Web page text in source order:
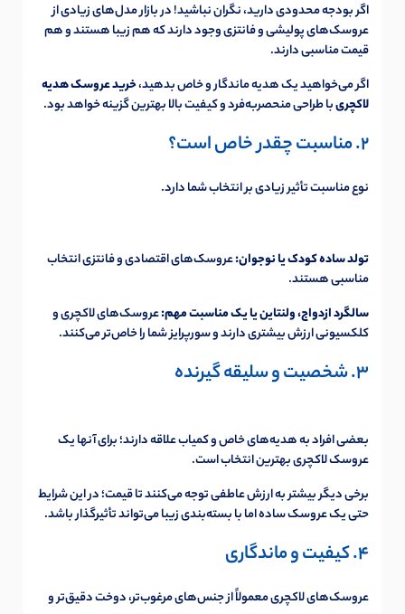
اگر بودجه محدودی دارید، نگران نباشید! در بازار مدل‌های زیادی از
عروسک‌های پولیشی و فانتزی وجود دارند که هم زیبا هستند و هم
قیمت مناسبی دارند.
اگر می‌خواهید یک هدیه ماندگار و خاص بدهید،خرید عروسک هدیه
لاکچریبا طراحی منحصربه‌فرد و کیفیت بالا بهترین گزینه خواهد بود.
2. مناسبت چقدر خاص است؟
نوع مناسبت تأثیر زیادی بر انتخاب شما دارد.
تولد ساده کودک یا نوجوان:عروسک‌های اقتصادی و فانتزی انتخاب
مناسبی هستند.
سالگرد ازدواج، ولنتاین یا یک مناسبت مهم:عروسک‌های لاکچری و
کلکسیونی ارزش بیشتری دارند و سورپرایز شما را خاص‌تر می‌کنند.
3. شخصیت و سلیقه گیرنده
بعضی افراد به هدیه‌های خاص و کمیاب علاقه دارند؛ برای آنها یک
عروسک لاکچری بهترین انتخاب است.
برخی دیگر بیشتر به ارزش عاطفی توجه می‌کنند تا قیمت؛ در این شرایط
حتی یک عروسک ساده اما با بسته‌بندی زیبا می‌تواند تأثیرگذار باشد.
4. کیفیت و ماندگاری
عروسک‌های لاکچری معمولاً از جنس‌های مرغوب‌تر، دوخت دقیق‌تر و